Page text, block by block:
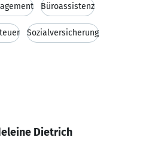
Büroassistenz
Sozialversicherung
Dietrich